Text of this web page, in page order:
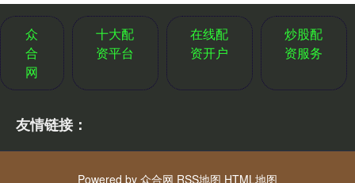
众
合
网
十大配
资平台
在线配
资开户
炒股配
资服务
友情链接：
Powered by 众合网 RSS地图 HTML地图